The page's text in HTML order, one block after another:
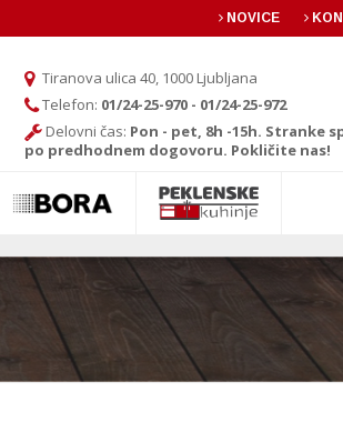
NOVICE
Tiranova ulica 40, 1000 Ljubljana
Telefon: 01/24-25-970 - 01/24-25-972
Delovni čas: Pon - pet, 8h -15h. Stranke
po predhodnem dogovoru. Pokličite nas!